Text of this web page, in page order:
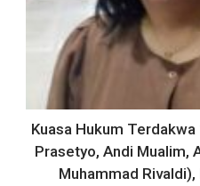
Kuasa Hukum
Prasetyo, Andi Mualim,
Muhammad Rivaldi),